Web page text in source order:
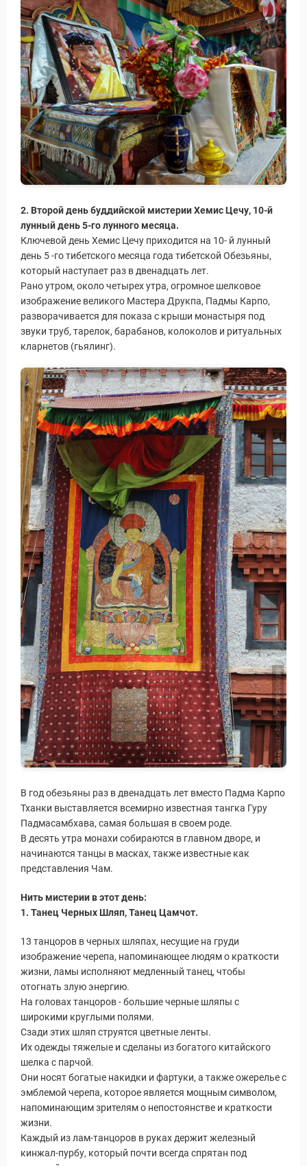
Туры
2. Второй день буддийской мистерии Хемис Цечу, 10-й
лунный день 5-го лунного месяца.
Ключевой день Хемис Цечу приходится на 10- й лунный
день 5 -го тибетского месяца года тибетской Обезьяны,
который наступает раз в двенадцать лет.
Рано утром, около четырех утра, огромное шелковое
изображение великого Мастера Друкпа, Падмы Карпо,
разворачивается для показа с крыши монастыря под
звуки труб, тарелок, барабанов, колоколов и ритуальных
кларнетов (гьялинг).
В год обезьяны раз в двенадцать лет вместо Падма Карпо
Тханки выставляется всемирно известная тангка Гуру
Падмасамбхава, самая большая в своем роде.
В десять утра монахи собираются в главном дворе, и
начинаются танцы в масках, также известные как
представления Чам.
Нить мистерии в этот день:
1. Танец Черных Шляп, Танец Цамчот.
13 танцоров в черных шляпах, несущие на груди
изображение черепа, напоминающее людям о краткости
жизни, ламы исполняют медленный танец, чтобы
отогнать злую энергию.
На головах танцоров - большие черные шляпы с
широкими круглыми полями.
Сзади этих шляп струятся цветные ленты.
Их одежды тяжелые и сделаны из богатого китайского
шелка с парчой.
Они носят богатые накидки и фартуки, а также ожерелье с
эмблемой черепа, которое является мощным символом,
напоминающим зрителям о непостоянстве и краткости
жизни.
Каждый из лам-танцоров в руках держит железный
кинжал-пурбу, который почти всегда спрятан под